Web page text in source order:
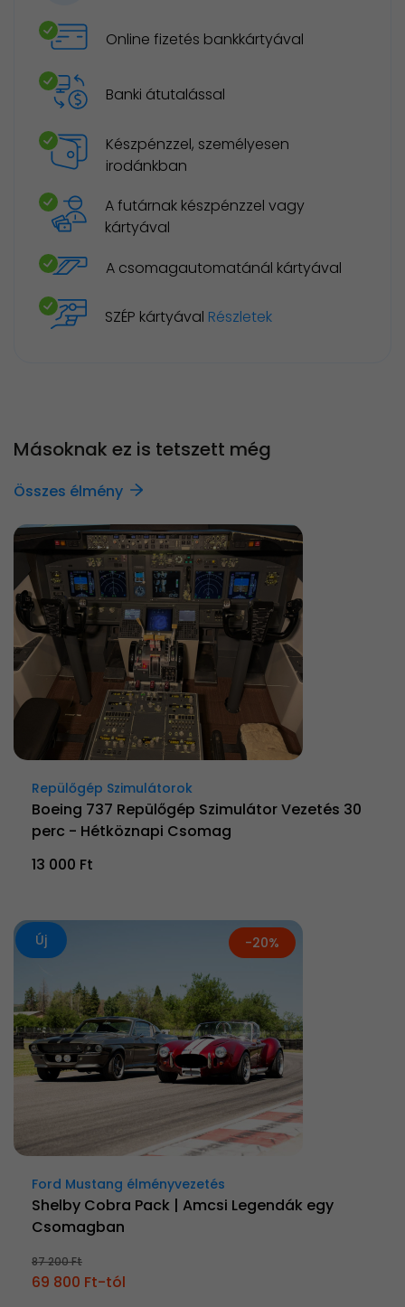
Online fizetés bankkártyával
Banki átutalással
Készpénzzel, személyesen
irodánkban
A futárnak készpénzzel vagy
kártyával
A csomagautomatánál kártyával
SZÉP kártyával Részletek
Másoknak ez is tetszett még
Összes élmény
Repülőgép Szimulátorok
Boeing 737 Repülőgép Szimulátor Vezetés 30
perc - Hétköznapi Csomag
13 000 Ft
Új -20%
Ford Mustang élményvezetés
Shelby Cobra Pack | Amcsi Legendák egy
Csomagban
87 200 Ft
69 800 Ft-tól